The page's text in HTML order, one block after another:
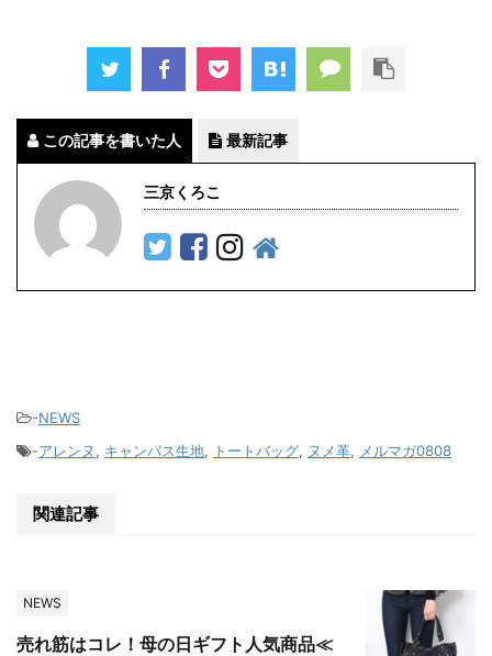
この記事を書いた人 最新記事
三京くろこ
-NEWS
-アレンヌ, キャンバス生地, トートバッグ, ヌメ革, メルマガ0808
関連記事
NEWS
売れ筋はコレ！母の日ギフト人気商品≪